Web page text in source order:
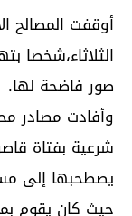
أوقفت المصالح
الثلاثاء،شخصا
صور فاضحة لها.
وأفادت مصادر
يصطحبها إلى
حيث كان يقوم